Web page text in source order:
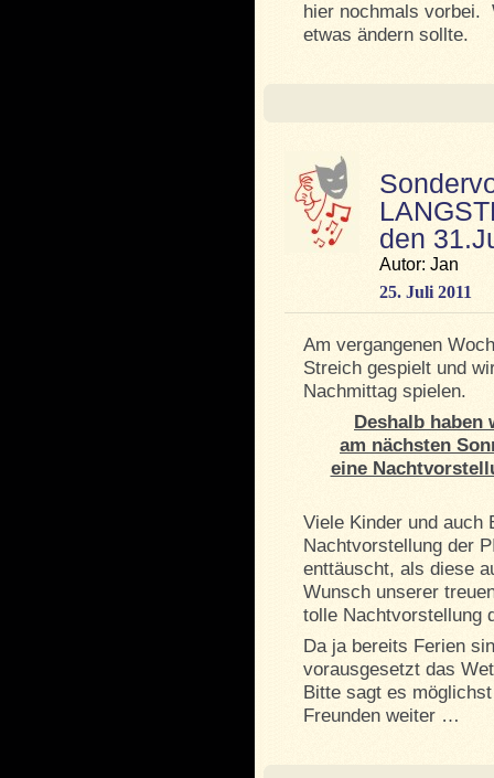
hier nochmals vorbei.
etwas ändern sollte.
den
Autor: Jan
25. Juli 2011
Am vergangenen
Streich gespielt und
Nachmittag spielen.
Deshalb haben
am nächsten
eine
Viele Kinder und auch
Nachtvorstellung der
enttäuscht, als diese
Wunsch unserer
tolle Nachtvorstellung
Da ja bereits Ferien
vorausgesetzt das
Bitte sagt es
Freunden weiter …